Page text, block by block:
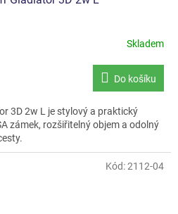
Skladem
Do košíku
3D 2w L je stylový a praktický
zámek, rozšiřitelný objem a odolný
Kód:2112-04